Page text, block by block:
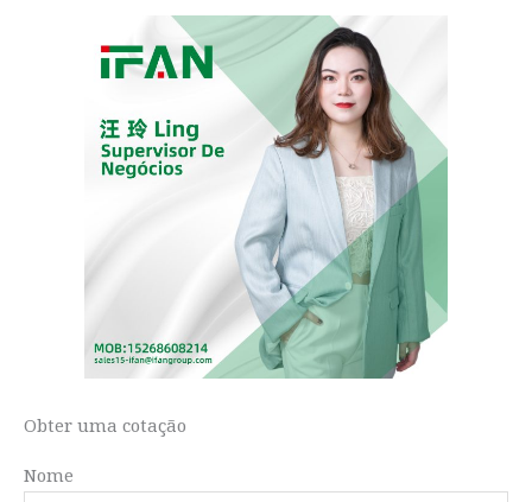
Obter uma cotação
Nome